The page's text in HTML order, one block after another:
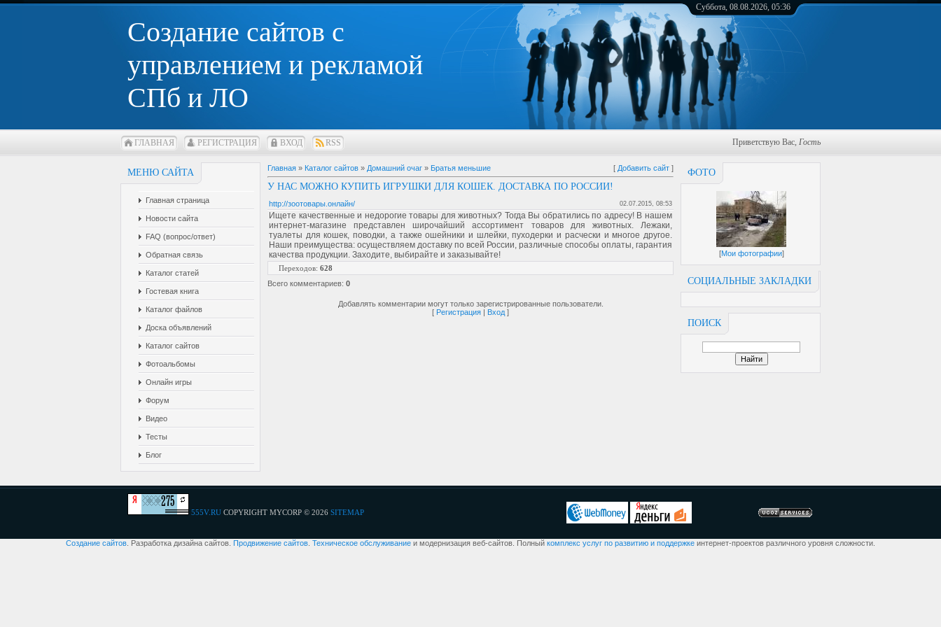
Создание сайтов с
управлением и рекламой
СПб и ЛО
Суббота, 08.08.2026, 05:36
ГЛАВНАЯ РЕГИСТРАЦИЯ ВХОД RSS Приветствую Вас, Гость
МЕНЮ САЙТА
Главная страница
Новости сайта
FAQ (вопрос/ответ)
Обратная связь
Каталог статей
Гостевая книга
Каталог файлов
Доска объявлений
Каталог сайтов
Фотоальбомы
Онлайн игры
Форум
Видео
Тесты
Блог
ФОТО
[Мои фотографии]
СОЦИАЛЬНЫЕ ЗАКЛАДКИ
ПОИСК
Главная » Каталог сайтов » Домашний очаг » Братья меньшие [ Добавить сайт ]
У НАС МОЖНО КУПИТЬ ИГРУШКИ ДЛЯ КОШЕК. ДОСТАВКА ПО РОССИИ!
http://зоотовары.онлайн/ 02.07.2015, 08:53
Ищете качественные и недорогие товары для животных? Тогда Вы обратились по адресу! В нашем
интернет-магазине представлен широчайший ассортимент товаров для животных. Лежаки,
туалеты для кошек, поводки, а также ошейники и шлейки, пуходерки и расчески и многое другое.
Наши преимущества: осуществляем доставку по всей России, различные способы оплаты, гарантия
качества продукции. Заходите, выбирайте и заказывайте!
Переходов: 628
Всего комментариев: 0
Добавлять комментарии могут только зарегистрированные пользователи.
[ Регистрация | Вход ]
555V.RU COPYRIGHT MYCORP © 2026 SITEMAP
Создание сайтов . Разработка дизайна сайтов. Продвижение сайтов Техническое обслуживание и модернизация веб-сайтов. Полный комплекс услуг по развитию и поддержке интернет-проектов различного уровня сложности.